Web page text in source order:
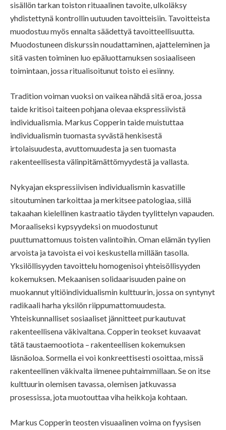
sisällön tarkan toiston rituaalinen tavoite, ulkoläksy
yhdistettynä kontrollin uutuuden tavoitteisiin. Tavoitteista
muodostuu myös ennalta säädettyä tavoitteellisuutta.
Muodostuneen diskurssin noudattaminen, ajatteleminen ja
sitä vasten toiminen luo epäluottamuksen sosiaaliseen
toimintaan, jossa ritualisoitunut toisto ei esiinny.
Tradition voiman vuoksi on vaikea nähdä sitä eroa, jossa
taide kritisoi taiteen pohjana olevaa ekspressiivistä
individualismia. Markus Copperin taide muistuttaa
individualismin tuomasta syvästä henkisestä
irtolaisuudesta, avuttomuudesta ja sen tuomasta
rakenteellisesta välinpitämättömyydestä ja vallasta.
Nykyajan ekspressiivisen individualismin kasvatille
sitoutuminen tarkoittaa ja merkitsee patologiaa, sillä
takaahan kielellinen kastraatio täyden tyylittelyn vapauden.
Moraaliseksi kypsyydeksi on muodostunut
puuttumattomuus toisten valintoihin. Oman elämän tyylien
arvoista ja tavoista ei voi keskustella millään tasolla.
Yksilöllisyyden tavoittelu homogenisoi yhteisöllisyyden
kokemuksen. Mekaanisen solidaarisuuden paine on
muokannut yltiöindividualismin kulttuurin, jossa on syntynyt
radikaali harha yksilön riippumattomuudesta.
Yhteiskunnalliset sosiaaliset jännitteet purkautuvat
rakenteellisena väkivaltana. Copperin teokset kuvaavat
tätä taustaemootiota – rakenteellisen kokemuksen
läsnäoloa. Sormella ei voi konkreettisesti osoittaa, missä
rakenteellinen väkivalta ilmenee puhtaimmillaan. Se on itse
kulttuurin olemisen tavassa, olemisen jatkuvassa
prosessissa, jota muotouttaa viha heikkoja kohtaan.
Markus Copperin teosten visuaalinen voima on fyysisen